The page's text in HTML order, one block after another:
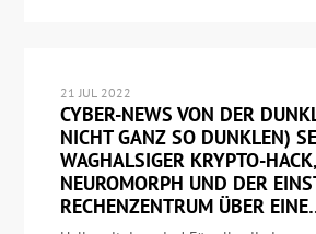
21 JUL 2022
CYBER-NEWS VON DER
NICHT GANZ SO DUNKLEN)
WAGHALSIGER KRYPTO-
NEUROMORPH UND DER
RECHENZENTRUM ÜBER